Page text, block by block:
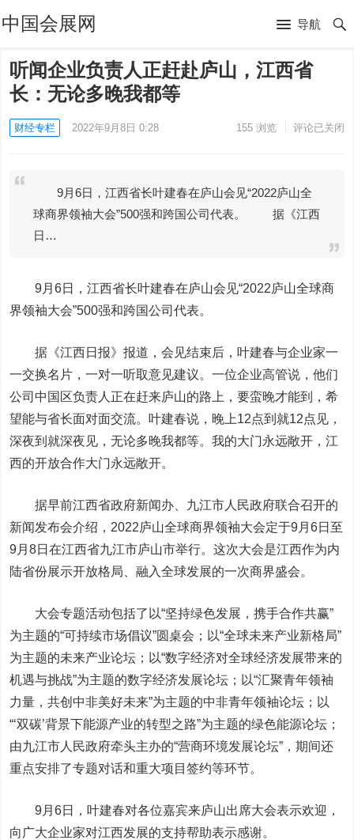
中国会展网 导航
听闻企业负责人正赶赴庐山，江西省
长：无论多晚我都等
财经专栏 2022年9月8日 0:28 155浏览 评论已关闭
9月6日，江西省长叶建春在庐山会见“2022庐山全
球商界领袖大会”500强和跨国公司代表。 据《江西
日…
9月6日，江西省长叶建春在庐山会见“2022庐山全球商
界领袖大会”500强和跨国公司代表。
据《江西日报》报道，会见结束后，叶建春与企业家一
一交换名片，一对一听取意见建议。一位企业高管说，他们
公司中国区负责人正在赶来庐山的路上，要蛮晚才能到，希
望能与省长面对面交流。叶建春说，晚上12点到就12点见，
深夜到就深夜见，无论多晚我都等。我的大门永远敞开，江
西的开放合作大门永远敞开。
据早前江西省政府新闻办、九江市人民政府联合召开的
新闻发布会介绍，2022庐山全球商界领袖大会定于9月6日至
9月8日在江西省九江市庐山市举行。这次大会是江西作为内
陆省份展示开放格局、融入全球发展的一次商界盛会。
大会专题活动包括了以“坚持绿色发展，携手合作共赢”
为主题的“可持续市场倡议”圆桌会；以“全球未来产业新格局”
为主题的未来产业论坛；以“数字经济对全球经济发展带来的
机遇与挑战”为主题的数字经济发展论坛；以“汇聚青年领袖
力量，共创中非美好未来”为主题的中非青年领袖论坛；以
“‘双碳’背景下能源产业的转型之路”为主题的绿色能源论坛；
由九江市人民政府牵头主办的“营商环境发展论坛”，期间还
重点安排了专题对话和重大项目签约等环节。
9月6日，叶建春对各位嘉宾来庐山出席大会表示欢迎，
向广大企业家对江西发展的支持帮助表示感谢。